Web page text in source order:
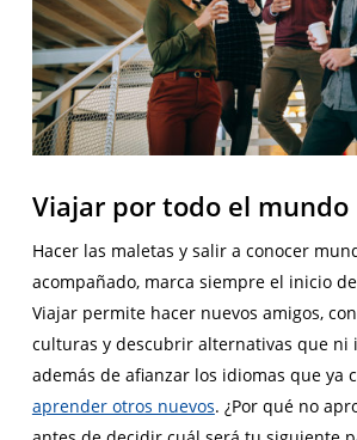
Viajar por todo el mundo
Hacer las maletas y salir a conocer
acompañado, marca siempre el inicio
Viajar permite hacer nuevos amigos,
culturas y descubrir alternativas que ni
además de afianzar los idiomas que ya
aprender otros nuevos. ¿Por qué no